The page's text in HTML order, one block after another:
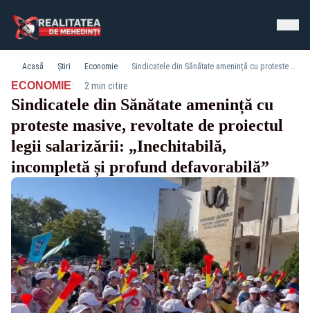
Acasă Știri Economie Sindicatele din Sănătate amenință cu proteste masive, revoltate de proiectul legii salarizării: „Inechitabilă, incompletă și profund defavorabilă”
ECONOMIE· 2 min citire
Sindicatele din Sănătate amenință cu
proteste masive, revoltate de proiectul
legii salarizării: „Inechitabilă,
incompletă și profund defavorabilă”